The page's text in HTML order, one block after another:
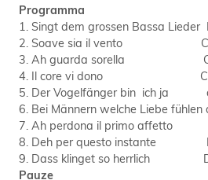
Programma
1. Singt dem grossen Bassa Lieder
2. Soave sia il vento
3. Ah guarda sorella
4. Il core vi dono Cosi
5. Der Vogelfänger bin ich ja
6. Bei Männern welche Liebe
7. Ah perdona il primo affetto
8. Deh per questo instante La
9. Dass klinget so herrlich
Pauze